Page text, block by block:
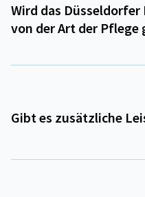
Wird das
von der Art der Pflege
Gibt es zusätzliche